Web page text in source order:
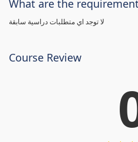
What are the
لا توجد اي متطلبات دراسية سابقة
Course Review